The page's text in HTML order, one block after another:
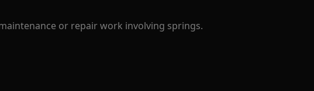
or repair work involving springs.